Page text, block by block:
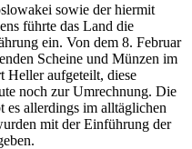
sowie der hiermit
führte das Land die
ein. Von dem 8. Februar
Scheine und Münzen im
Heller aufgeteilt, diese
noch zur Umrechnung. Die
allerdings im alltäglichen
mit der Einführung der